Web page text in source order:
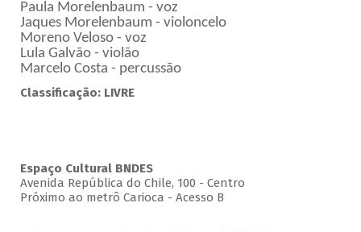
Paula Morelenbaum - voz
Jaques Morelenbaum - violoncelo
Moreno Veloso - voz
Lula Galvão - violão
Marcelo Costa - percussão
Classificação: LIVRE
Espaço Cultural BNDES
Avenida República do Chile, 100 - Centro
Próximo ao metrô Carioca - Acesso B